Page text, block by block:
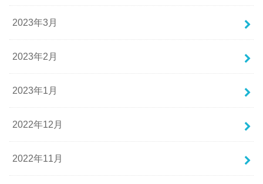
2023年3月
2023年2月
2023年1月
2022年12月
2022年11月